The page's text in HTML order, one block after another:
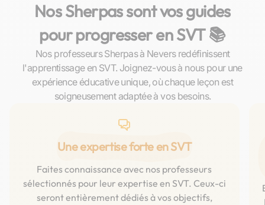
Nos Sherpas sont vos guides
pour progresser en SVT 📚
Nos professeurs Sherpas à Nevers redéfinissent
l'apprentissage en SVT. Joignez-vous à nous pour une
expérience éducative unique, où chaque leçon est
soigneusement adaptée à vos besoins.
Une expertise forte en SVT
Faites connaissance avec nos professeurs
sélectionnés pour leur expertise en SVT. Ceux-ci
seront entièrement dédiés à vos objectifs,